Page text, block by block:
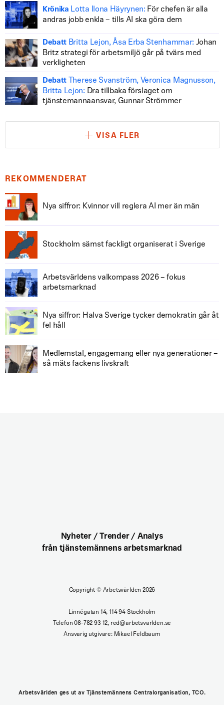
Krönika Lotta Ilona Häyrynen: För chefen är alla
andras jobb enkla – tills AI ska göra dem
Debatt Britta Lejon, Åsa Erba Stenhammar: Johan
Britz strategi för arbetsmiljö går på tvärs med
verkligheten
Debatt
Therese Svanström, Veronica Magnusson,
Britta Lejon: Dra tillbaka förslaget om
tjänstemannaansvar, Gunnar Strömmer
VISA FLER
REKOMMENDERAT
Nya siffror: Kvinnor vill reglera AI mer än män
Stockholm sämst fackligt organiserat i Sverige
Arbetsvärldens valkompass 2026 – fokus
arbetsmarknad
Nya siffror: Halva Sverige tycker demokratin går åt
fel håll
Medlemstal, engagemang eller nya generationer –
så mäts fackens livskraft
Nyheter / Trender / Analys
från tjänstemännens arbetsmarknad
Copyright ©Arbetsvärlden 2026
Linnégatan 14, 114 94 Stockholm
Telefon 08-782 93 12, red@arbetsvarlden.se
Ansvarig utgivare: Mikael Feldbaum
Arbetsvärlden ges ut av Tjänstemännens Centralorganisation, TCO.